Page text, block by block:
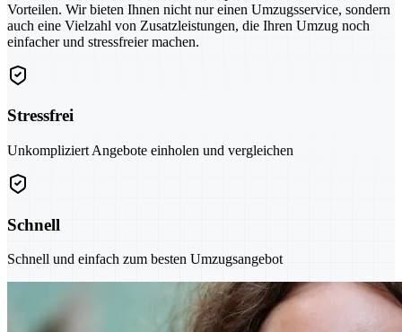
Vorteilen. Wir bieten Ihnen nicht nur einen Umzugsservice, sondern
auch eine Vielzahl von Zusatzleistungen, die Ihren Umzug noch
einfacher und stressfreier machen.
Stressfrei
Unkompliziert Angebote einholen und vergleichen
Schnell
Schnell und einfach zum besten Umzugsangebot